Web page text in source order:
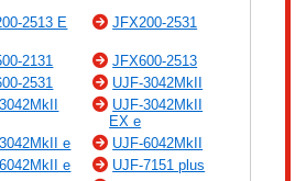
2513 E
JFX200-2531
2131
JFX600-2513
2531
UJF-3042MkII
UJF-3042MkII
EX e
e
UJF-6042MkII
e
UJF-7151 plus